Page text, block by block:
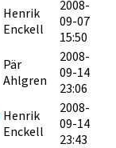
Henrik
Enckell
2008-
09-07
15:50
Pär
Ahlgren
2008-
09-14
23:06
Henrik
Enckell
2008-
09-14
23:43